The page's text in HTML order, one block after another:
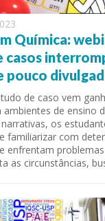
Química:
casos
pouco
de caso vem
de ensino
os
familiarizar com
enfrentam
as circunstâncias,